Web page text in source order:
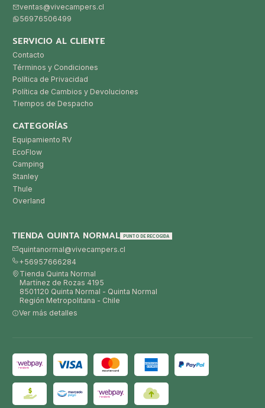
ventas@vivecampers.cl
56976506499
SERVICIO AL CLIENTE
Contacto
Términos y Condiciones
Política de Privacidad
Política de Cambios y Devoluciones
Tiempos de Despacho
CATEGORÍAS
Equipamiento RV
EcoFlow
Camping
Stanley
Thule
Overland
TIENDA QUINTA NORMAL PUNTO DE RECOGIDA
quintanormal@vivecampers.cl
+56957666284
Tienda Quinta Normal
Martínez de Rozas 4195
8501120 Quinta Normal - Quinta Normal
Región Metropolitana - Chile
Ver más detalles